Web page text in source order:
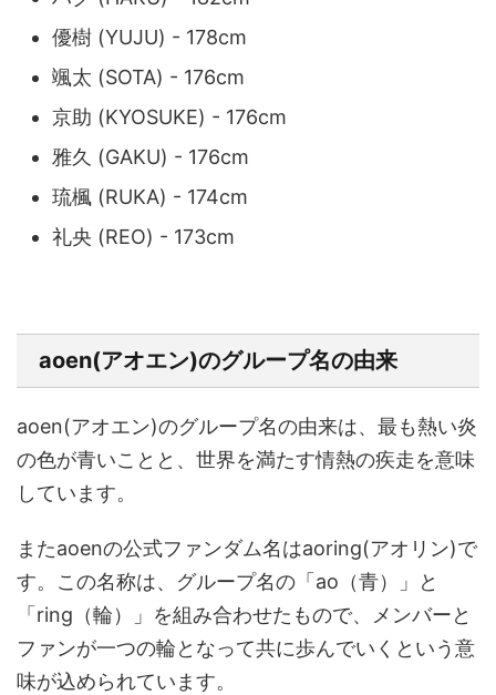
優樹 (YUJU) - 178cm
颯太 (SOTA) - 176cm
京助 (KYOSUKE) - 176cm
雅久 (GAKU) - 176cm
琉楓 (RUKA) - 174cm
礼央 (REO) - 173cm
aoen(アオエン)のグループ名の由来
aoen(アオエン)のグループ名の由来は、最も熱い炎
の色が青いことと、世界を満たす情熱の疾走を意味
しています。
またaoenの公式ファンダム名はaoring(アオリン)で
す。 この名称は、グループ名の「ao（青）」と
「ring（輪）」を組み合わせたもので、メンバーと
ファンが一つの輪となって共に歩んでいくという意
味が込められています。